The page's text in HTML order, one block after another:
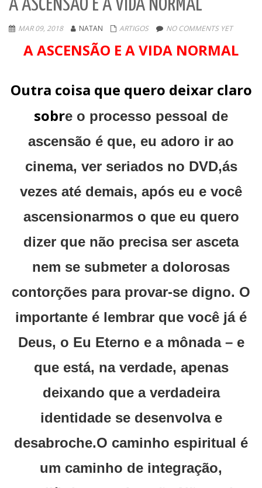
A ASCENSÃO E A VIDA NORMAL
MAR 09, 2018 NATAN ARTIGOS NO COMMENTS YET
A ASCENSÃO E A VIDA NORMAL
Outra coisa que quero deixar claro
sobre o processo pessoal de
ascensão é que, eu adoro ir ao
cinema, ver seriados no DVD,ás
vezes até demais, após eu e você
ascensionarmos o que eu quero
dizer que não precisa ser asceta
nem se submeter a dolorosas
contorções para provar-se digno. O
importante é lembrar que você já é
Deus, o Eu Eterno e a mônada – e
que está, na verdade, apenas
deixando que a verdadeira
identidade se desenvolva e
desabroche.O caminho espiritual é
um caminho de integração,